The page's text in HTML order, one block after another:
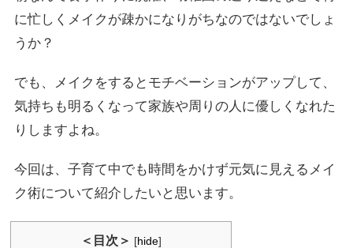
に忙しくメイクが疎かになりがちなのではないでしょ
うか？
でも、メイクをするとモチベーションがアップして、
気持ちも明るくなって家族や周りの人に優しくなれた
りしますよね。
今回は、子育て中でも時間をかけず元気に見えるメイ
ク術について紹介したいと思います。
＜目次＞ [hide]